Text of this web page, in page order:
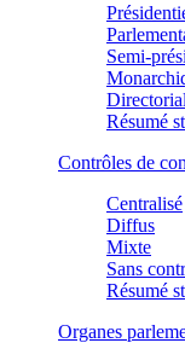
Semi-
Directorial
Résumé
Contrôles de
Centralisé
Diffus
Mixte
Sans
Résumé
Organes